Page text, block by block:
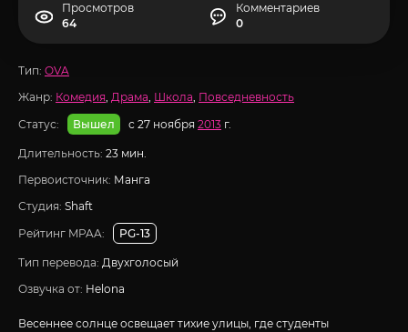
Просмотров
64
Комментариев
0
Тип: OVA
Жанр: Комедия, Драма, Школа, Повседневность
Статус:
Вышел с 27 ноября 2013 г.
Длительность: 23 мин.
Первоисточник: Манга
Студия: Shaft
Рейтинг MPAA:
PG-13
Тип перевода: Двухголосый
Озвучка от: Helona
Весеннее солнце освещает тихие улицы, где студенты